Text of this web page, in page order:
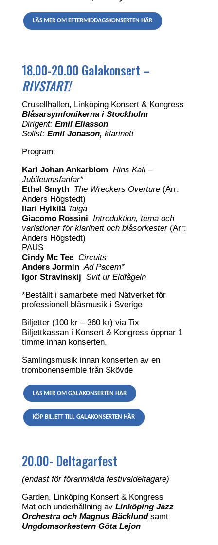
LÄS MER OM EFTERMIDDAGSKONSERTEN HÄR
18.00-20.00 Galakonsert –
RIVSTART!
Crusellhallen, Linköping Konsert & Kongress
Blåsarsymfonikerna i Stockholm
Dirigent: Emil Eliasson
Solist: Emil Jonason, klarinett
Program:
Karl Johan Ankarblom Hins Kall –
Jubileumsfanfar*
Ethel Smyth The Wreckers Overture(Arr:
Anders Högstedt)
Ilari Hylkilä Taiga
Giacomo Rossini
Introduktion, tema och
variationer för klarinett och blåsorkester(Arr:
Anders Högstedt)
PAUS
Cindy Mc Tee Circuits
Anders Jormin Ad Pacem*
Igor Stravinskij Svit ur Eldfågeln
*Beställt i samarbete med Nätverket för
professionell blåsmusik i Sverige
Biljetter (100 kr – 360 kr) via Tix
Biljettkassan i Konsert & Kongress öppnar 1
timme innan konserten.
Samlingsmusik innan konserten av en
trombonensemble från Skövde
LÄS MER OM GALAKONSERTEN HÄR
KÖP BILJETT TILL GALAKONSERTEN HÄR
20.00- Deltagarfest
(endast för föranmälda festivaldeltagare)
Garden, Linköping Konsert & Kongress
Mat och underhållning av Linköping Jazz
Orchestra och Magnus Bäcklundsamt
Ungdomsorkestern Göta Lejon